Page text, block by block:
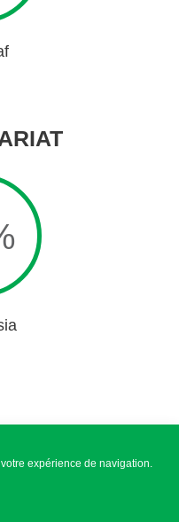
expérience de navigation.